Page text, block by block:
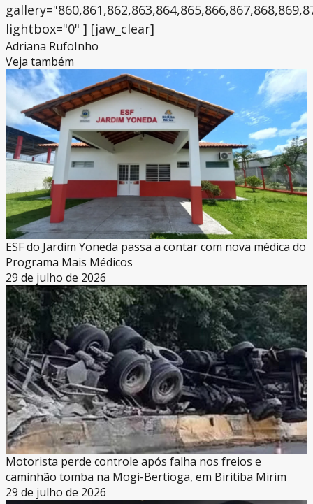
lightbox="0" ] [jaw_clear]
Adriana RufoInho
Veja também
ESF do Jardim Yoneda passa a contar com nova médica do
Programa Mais Médicos
29 de julho de 2026
Motorista perde controle após falha nos freios e
caminhão tomba na Mogi-Bertioga, em Biritiba Mirim
29 de julho de 2026